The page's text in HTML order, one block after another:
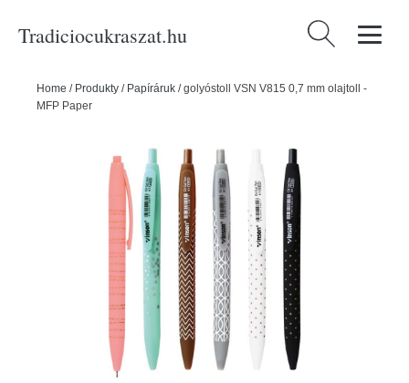
Tradiciocukraszat.hu Keresés:
Home / Produkty / Papíráruk /golyóstoll VSN V815 0,7 mm olajtoll -
MFP Paper